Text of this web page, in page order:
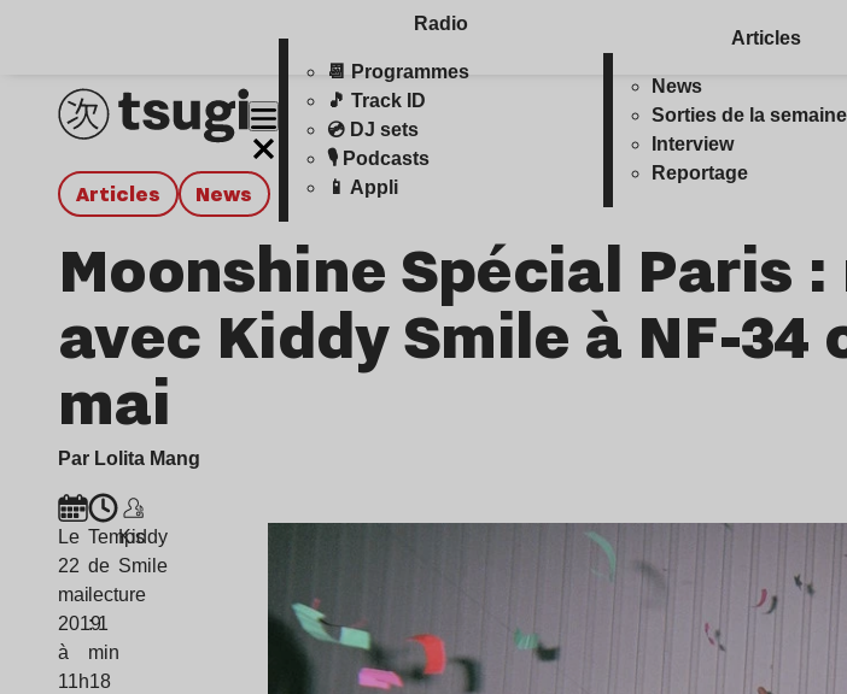
Radio
📆 Programmes
🎵 Track ID
💿 DJ sets
🎙️ Podcasts
📱 Appli
Articles
News
Sorties de la semaine
Interview
Reportage
Articles news
Moonshine Spécial Paris
avec Kiddy Smile à NF-34
mai
Par Lolita Mang
Le
22
mai
2019
à
11h18
Temps
de
lecture
: 1
min
Kiddy
Smile